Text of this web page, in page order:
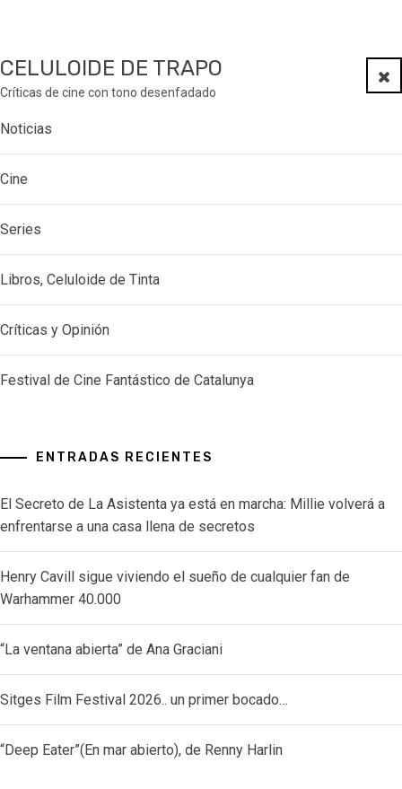
CELULOIDE DE TRAPO
Críticas de cine con tono desenfadado
Noticias
Cine
Series
Libros, Celuloide de Tinta
Críticas y Opinión
Festival de Cine Fantástico de Catalunya
ENTRADAS RECIENTES
El Secreto de La Asistenta ya está en marcha: Millie volverá a
enfrentarse a una casa llena de secretos
Henry Cavill sigue viviendo el sueño de cualquier fan de
Warhammer 40.000
“La ventana abierta” de Ana Graciani
Sitges Film Festival 2026.. un primer bocado…
“Deep Eater”(En mar abierto), de Renny Harlin